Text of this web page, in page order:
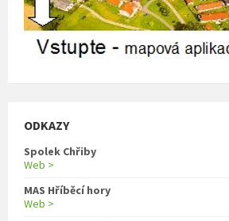
ODKAZY
Spolek Chřiby
Web >
MAS Hříběcí hory
Web >